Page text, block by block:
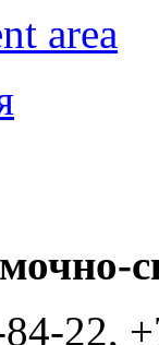
area
22,